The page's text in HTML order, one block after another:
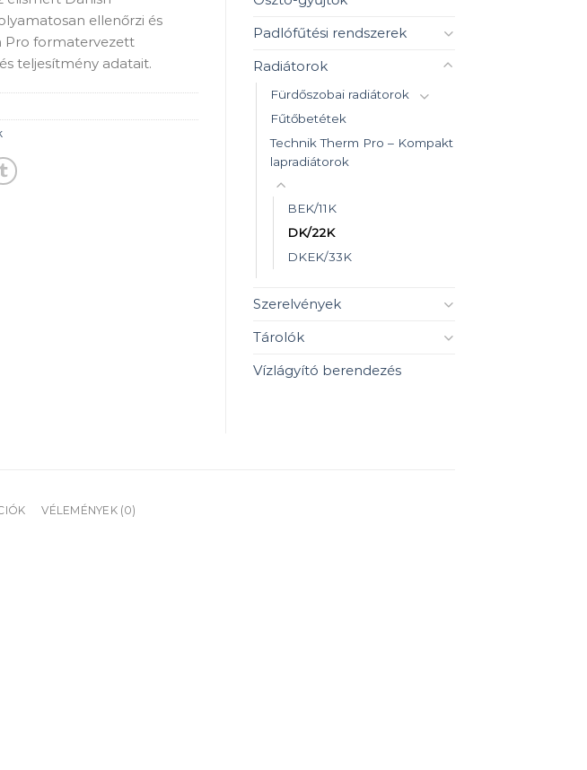
ellenőrzi és
Pro formatervezett
teljesítmény adatait.
Padlófűtési rendszerek
Radiátorok
Fürdőszobai radiátorok
Fűtőbetétek
Technik Therm Pro – Kompakt
lapradiátorok
BEK/11K
DK/22K
DKEK/33K
Szerelvények
Tárolók
Vízlágyító berendezés
VÉLEMÉNYEK (0)